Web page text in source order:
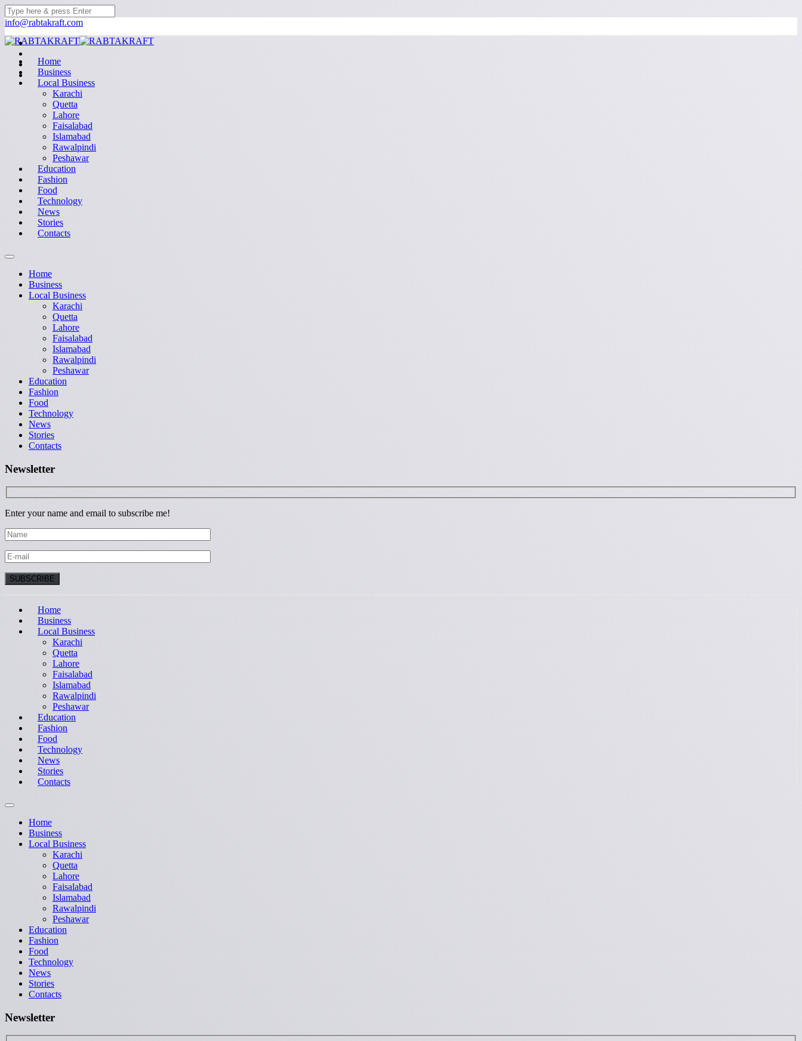
info@rabtakraft.com
Home
Business
Local Business
Karachi
Quetta
Lahore
Faisalabad
Islamabad
Rawalpindi
Peshawar
Education
Fashion
Food
Technology
News
Stories
Contacts
Home
Business
Local Business
Karachi
Quetta
Lahore
Faisalabad
Islamabad
Rawalpindi
Peshawar
Education
Fashion
Food
Technology
News
Stories
Contacts
Newsletter
Enter your name and email to subscribe me!
Home
Business
Local Business
Karachi
Quetta
Lahore
Faisalabad
Islamabad
Rawalpindi
Peshawar
Education
Fashion
Food
Technology
News
Stories
Contacts
Home
Business
Local Business
Karachi
Quetta
Lahore
Faisalabad
Islamabad
Rawalpindi
Peshawar
Education
Fashion
Food
Technology
News
Stories
Contacts
Newsletter